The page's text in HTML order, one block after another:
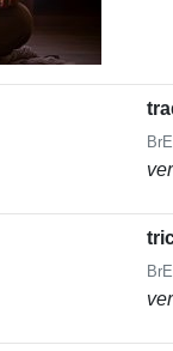
BrE
BrE